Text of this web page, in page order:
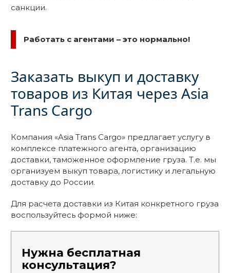
санкции.
Работать с агентами – это нормально!
Заказать выкуп и доставку
товаров из Китая через Asia
Trans Cargo
Компания «Asia Trans Cargo» предлагает услугу в
комплексе платежного агента, организацию
доставки, таможенное оформление груза. Т.е. мы
организуем выкуп товара, логистику и легальную
доставку до России.
Для расчета доставки из Китая конкретного груза
воспользуйтесь формой ниже:
Нужна бесплатная
консультация?